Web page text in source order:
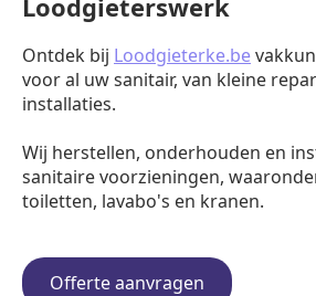
Loodgieterswerk
Ontdek bij Loodgieterke.be
voor al uw sanitair, van kleine
installaties.
Wij herstellen, onderhouden en
sanitaire voorzieningen,
toiletten, lavabo's en kranen.
Offerte aanvragen